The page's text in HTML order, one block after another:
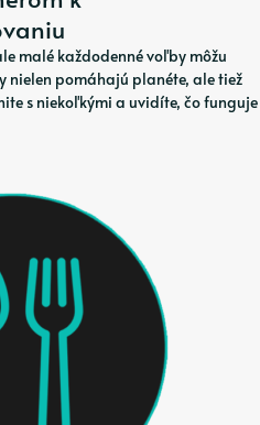
malé každodenné voľby môžu
nielen pomáhajú planéte, ale tiež
s niekoľkými a uvidíte, čo funguje